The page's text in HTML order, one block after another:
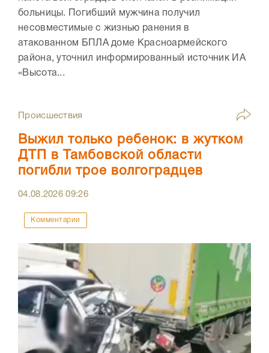
больницы. Погибший мужчина получил
несовместимые с жизнью ранения в
атакованном БПЛА доме Красноармейского
района, уточнил информированный источник ИА
«Высота...
Происшествия
Выжил только ребенок: в жутком
ДТП в Тамбовской области
погибли трое волгоградцев
04.08.202609:26
Комментарии